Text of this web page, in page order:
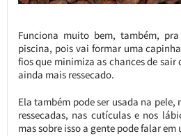
Funciona muito bem, também,
piscina, pois vai formar uma
fios que minimiza as chances de sair
ainda mais ressecado.
Ela também pode ser usada na pele,
ressecadas, nas cutículas e nos
mas sobre isso a gente pode falar